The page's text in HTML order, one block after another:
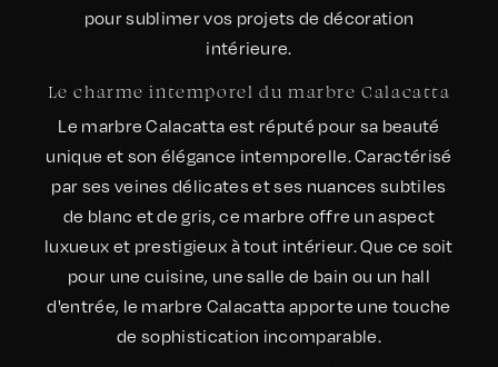
pour sublimer vos projets de décoration
intérieure.
Le charme intemporel du marbre Calacatta
Le marbre Calacatta est réputé pour sa beauté
unique et son élégance intemporelle. Caractérisé
par ses veines délicates et ses nuances subtiles
de blanc et de gris, ce marbre offre un aspect
luxueux et prestigieux à tout intérieur. Que ce soit
pour une cuisine, une salle de bain ou un hall
d'entrée, le marbre Calacatta apporte une touche
de sophistication incomparable.